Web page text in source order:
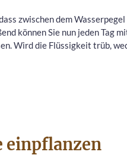
zwischen dem
können Sie nun jeden Tag
Wird die Flüssigkeit trüb,
einpflanzen